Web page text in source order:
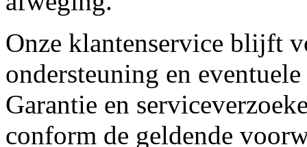
Onze klantenservice blijft
ondersteuning en
Garantie en
conform de geldende